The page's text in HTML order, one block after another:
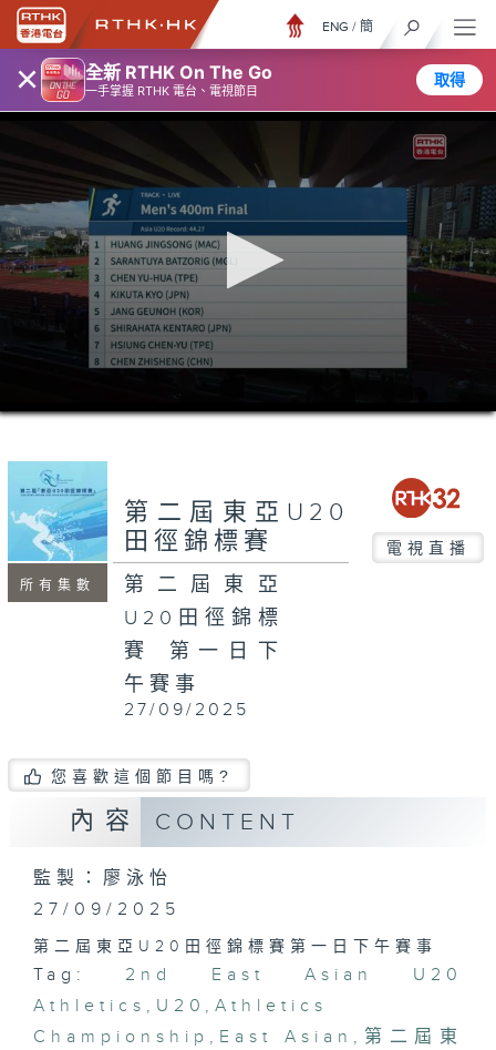
× 全新 RTHK On The Go
一手掌握 RTHK 電台、電視節目
取得
ENG / 簡
seconds
hours,
minutes,
seconds
所有集數
第二屆東亞U20
田徑錦標賽
電視直播
第二屆東亞
U20田徑錦標
賽 第一日下
午賽事
27/09/2025
您喜歡這個節目嗎?
內容 CONTENT
監製：廖泳怡
27/09/2025
第二屆東亞U20田徑錦標賽第一日下午賽事
Tag:
2nd East Asian U20
Athletics , U20 ,Athletics
Championship , East Asian , 第二屆東